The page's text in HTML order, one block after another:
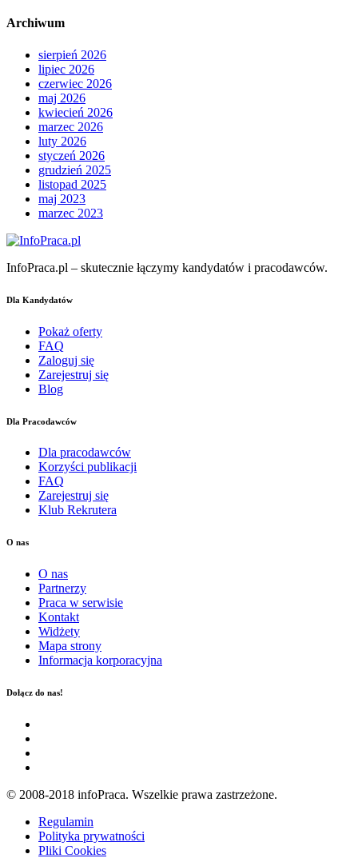
Archiwum
sierpień 2026
lipiec 2026
czerwiec 2026
maj 2026
kwiecień 2026
marzec 2026
luty 2026
styczeń 2026
grudzień 2025
listopad 2025
maj 2023
marzec 2023
InfoPraca.pl – skutecznie łączymy kandydatów i pracodawców.
Dla Kandydatów
Pokaż oferty
FAQ
Zaloguj się
Zarejestruj się
Blog
Dla Pracodawców
Dla pracodawców
Korzyści publikacji
FAQ
Zarejestruj się
Klub Rekrutera
O nas
O nas
Partnerzy
Praca w serwisie
Kontakt
Widżety
Mapa strony
Informacja korporacyjna
Dołącz do nas!
© 2008-2018 infoPraca. Wszelkie prawa zastrzeżone.
Regulamin
Polityka prywatności
Pliki Cookies